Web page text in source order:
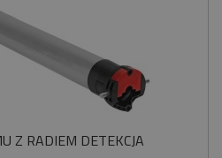
Z RADIEM DETEKCJA